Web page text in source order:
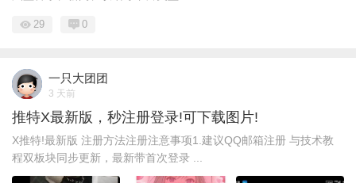
29 0
一只大团团
3 天前
推特X最新版，秒注册登录!可下载图片!
X推特!最新版 注册方法注册注意事项1.建议QQ邮箱注册 与技术教
程双板块同步更新，最新带首次登录 ...